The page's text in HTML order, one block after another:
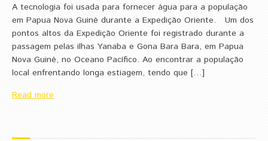
A tecnologia foi usada para fornecer água para a população
em Papua Nova Guiné durante a Expedição Oriente. Um dos
pontos altos da Expedição Oriente foi registrado durante a
passagem pelas ilhas Yanaba e Gona Bara Bara, em Papua
Nova Guiné, no Oceano Pacífico. Ao encontrar a população
local enfrentando longa estiagem, tendo que […]
Read more